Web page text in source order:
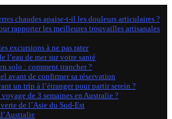
chaudes apaise-t-il les douleurs articulaires ?
rapporter les meilleures trouvailles artisanales
excursions à ne pas rater
l’eau de mer sur votre santé
solo : comment trancher ?
avant de confirmer sa réservation
un trip à l’étranger pour partir serein ?
de 3 semaines en Australie ?
de l’Asie du Sud-Est